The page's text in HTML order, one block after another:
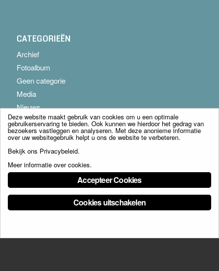
CATEGORIEËN
Archief
Fotoalbum
Geen categorie
Media
Nieuws
© Copyright - Franciscus Huis Weert B.V. - webdesign:
Deze website maakt gebruik van cookies om u een optimale
gebruikerservaring te bieden. Ook kunnen we hierdoor het gedrag van
bezoekers vastleggen en analyseren. Met deze anonieme informatie
over uw websitegebruik helpt u ons de website te verbeteren.
Bekijk ons Privacybeleid.
Meer informatie over cookies.
Accepteer Cookies
Cookies uitschakelen